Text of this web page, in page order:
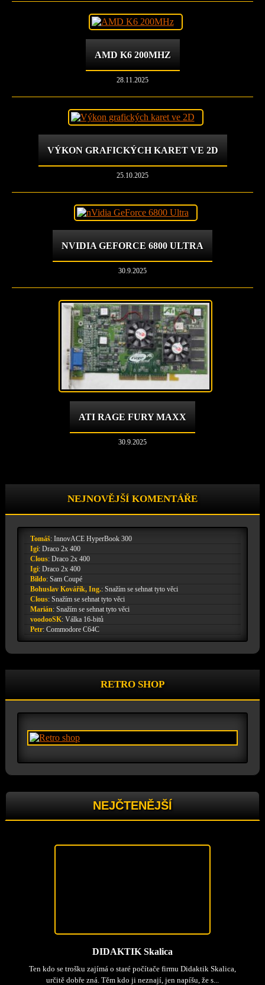
AMD K6 200MHZ
28.11.2025
VÝKON GRAFICKÝCH KARET VE 2D
25.10.2025
NVIDIA GEFORCE 6800 ULTRA
30.9.2025
ATI RAGE FURY MAXX
30.9.2025
NEJNOVĚJŠÍ KOMENTÁŘE
Tomáš: InnovACE HyperBook 300
Igi: Draco 2x 400
Clous: Draco 2x 400
Igi: Draco 2x 400
Bildo: Sam Coupé
Bohuslav Kovářík, Ing.: Snažím se sehnat tyto věci
Clous: Snažím se sehnat tyto věci
Marián: Snažím se sehnat tyto věci
voodooSK: Válka 16-bitů
Petr: Commodore C64C
RETRO SHOP
NEJČTENĚJŠÍ
DIDAKTIK Skalica
Ten kdo se trošku zajímá o staré počítače firmu Didaktik Skalica,
určitě dobře zná. Těm kdo ji neznají, jen napíšu, že s...